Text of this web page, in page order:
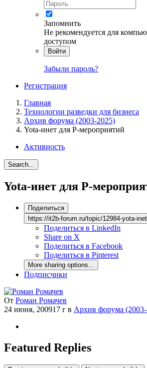
Запомнить
Не рекомендуется для
доступом
Войти
Забыли пароль?
Регистрация
Главная
Технологии разведки для бизнеса
Архив форума (2003-2025)
Yota-инет для Р-мероприятий
Активность
Search...
Yota-инет для Р-
Поделиться
https://it2b-forum.ru/topic/12984-yota-
Поделиться в LinkedIn
Share on X
Поделиться в Facebook
Поделиться в Pinterest
More sharing options...
Подписчики
От Роман Ромачев
24 июня, 200917 г в Архив форума
Featured Replies